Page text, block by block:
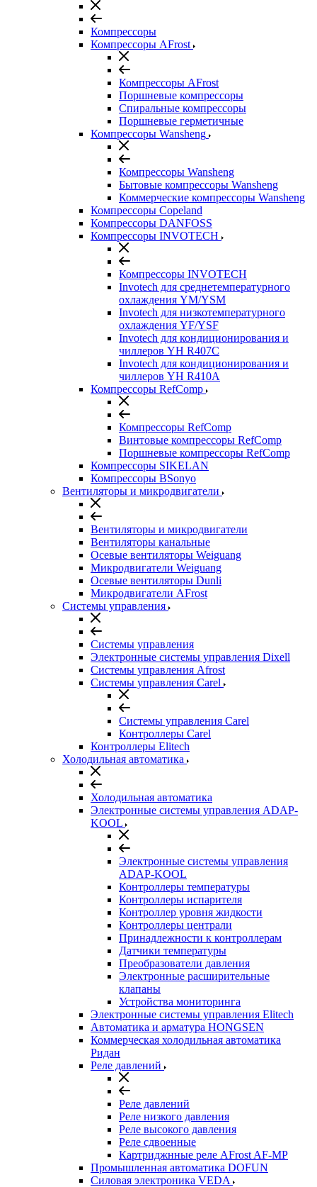
Компрессоры
Компрессоры AFrost
Компрессоры AFrost
Поршневые компрессоры
Спиральные компрессоры
Поршневые герметичные
Компрессоры Wansheng
Компрессоры Wansheng
Бытовые компрессоры Wansheng
Коммерческие компрессоры Wansheng
Компрессоры Copeland
Компрессоры DANFOSS
Компрессоры INVOTECH
Компрессоры INVOTECH
Invotech для среднетемпературного
охлаждения YM/YSM
Invotech для низкотемпературного
охлаждения YF/YSF
Invotech для кондиционирования и
чиллеров YH R407C
Invotech для кондиционирования и
чиллеров YH R410A
Компрессоры RefComp
Компрессоры RefComp
Винтовые компрессоры RefComp
Поршневые компрессоры RefComp
Компрессоры SIKELAN
Компрессоры BSonyo
Вентиляторы и микродвигатели
Вентиляторы и микродвигатели
Вентиляторы канальные
Осевые вентиляторы Weiguang
Микродвигатели Weiguang
Осевые вентиляторы Dunli
Микродвигатели AFrost
Системы управления
Системы управления
Электронные системы управления Dixell
Системы управления Afrost
Системы управления Carel
Системы управления Carel
Контроллеры Carel
Контроллеры Elitech
Холодильная автоматика
Холодильная автоматика
Электронные системы управления ADAP-
KOOL
Электронные системы управления
ADAP-KOOL
Контроллеры температуры
Контроллеры испарителя
Контроллер уровня жидкости
Контроллеры централи
Принадлежности к контроллерам
Датчики температуры
Преобразователи давления
Электронные расширительные
клапаны
Устройства мониторинга
Электронные системы управления Elitech
Автоматика и арматура HONGSEN
Коммерческая холодильная автоматика
Ридан
Реле давлений
Реле давлений
Реле низкого давления
Реле высокого давления
Реле сдвоенные
Картриджнные реле AFrost AF-MP
Промышленная автоматика DOFUN
Силовая электроника VEDA